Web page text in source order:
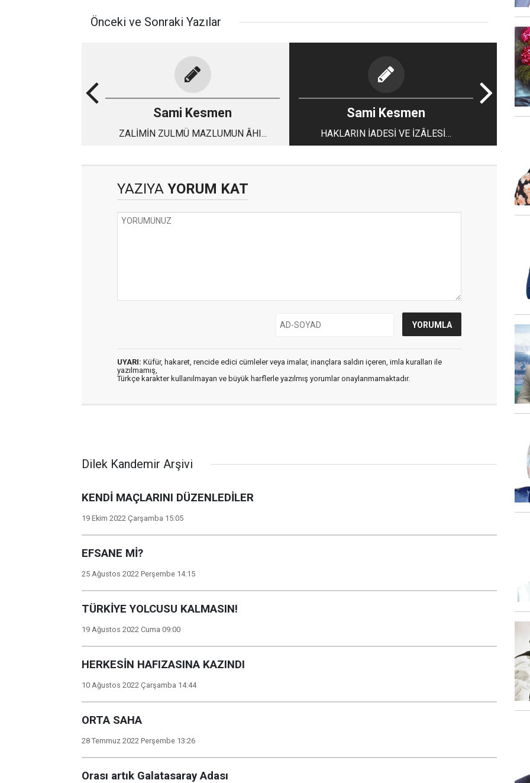
Önceki ve Sonraki Yazılar
Sami Kesmen
ZALİMİN ZULMÜ MAZLUMUN ÂHI...
Sami Kesmen
HAKLARIN İADESİ VE İZÂLESİ…
YAZIYA YORUM KAT
UYARI: Küfür, hakaret, rencide edici cümleler veya imalar, inançlara saldırı içeren, imla kuralları ile
yazılmamış,
Türkçe karakter kullanılmayan ve büyük harflerle yazılmış yorumlar onaylanmamaktadır.
Dilek Kandemir Arşivi
KENDİ MAÇLARINI DÜZENLEDİLER
19 Ekim 2022 Çarşamba 15:05
EFSANE Mİ?
25 Ağustos 2022 Perşembe 14:15
TÜRKİYE YOLCUSU KALMASIN!
19 Ağustos 2022 Cuma 09:00
HERKESİN HAFIZASINA KAZINDI
10 Ağustos 2022 Çarşamba 14:44
ORTA SAHA
28 Temmuz 2022 Perşembe 13:26
Orası artık Galatasaray Adası